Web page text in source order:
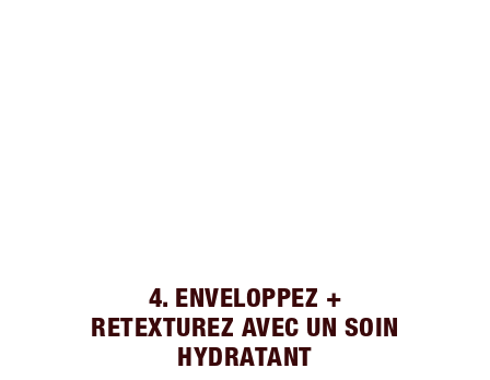
4. ENVELOPPEZ +
RETEXTUREZ AVEC UN SOIN
HYDRATANT